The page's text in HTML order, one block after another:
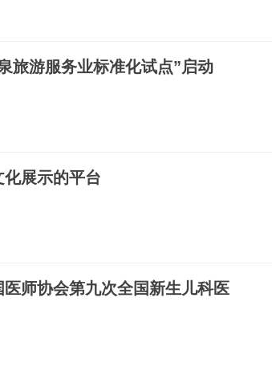
旅游服务业标准化试点”启动
展示的平台
师协会第九次全国新生儿科医